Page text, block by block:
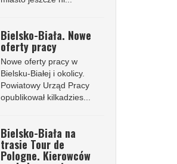
Bielsko-Biała. Nowe
oferty pracy
Nowe oferty pracy w
Bielsku-Białej i okolicy.
Powiatowy Urząd Pracy
opublikował kilkadzies...
Bielsko-Biała na
trasie Tour de
Pologne. Kierowców